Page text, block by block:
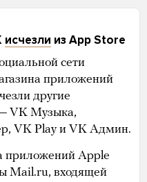
исчезли из App Store
сети
приложений
другие
VK Музыка,
VK Play и VK Админ.
приложений Apple
Mail.ru, входящей